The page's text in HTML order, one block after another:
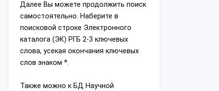
Далее Вы можете продолжить поиск
самостоятельно. Наберите в
поисковой строке Электронного
каталога (ЭК) РГБ 2-3 ключевых
слова, усекая окончания ключевых
слов знаком *.
Также можно к БД Научной